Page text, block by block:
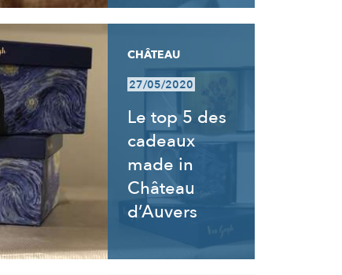
CHÂTEAU
27/05/2020
Le top 5 des
cadeaux
made in
Château
d’Auvers